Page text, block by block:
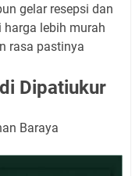
gelar resepsi dan
lebih murah
rasa pastinya
Dipatiukur
Baraya